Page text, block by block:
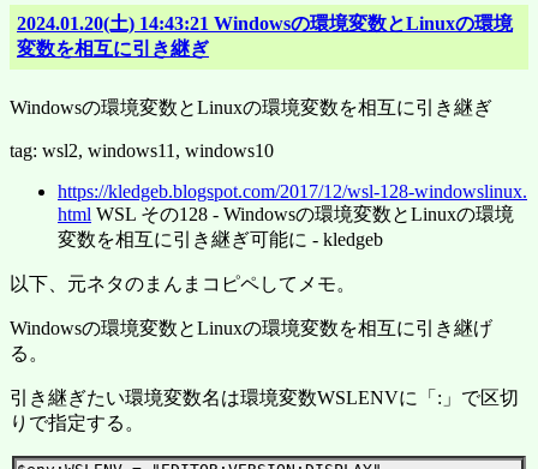
2024.01.20(土) 14:43:21 Windowsの環境変数とLinuxの環境
変数を相互に引き継ぎ
Windowsの環境変数とLinuxの環境変数を相互に引き継ぎ
tag: wsl2, windows11, windows10
https://kledgeb.blogspot.com/2017/12/wsl-128-windowslinux.
html WSL その128 - Windowsの環境変数とLinuxの環境
変数を相互に引き継ぎ可能に - kledgeb
以下、元ネタのまんまコピペしてメモ。
Windowsの環境変数とLinuxの環境変数を相互に引き継げ
る。
引き継ぎたい環境変数名は環境変数WSLENVに「:」で区切
りで指定する。